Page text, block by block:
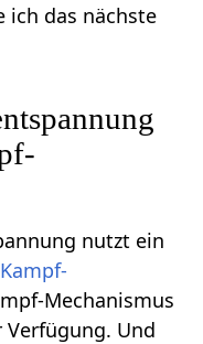
ich das nächste
nutzt ein
Mechanismus
Verfügung. Und